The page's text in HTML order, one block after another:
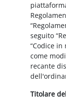
seguito
“Codice
come
recante
Titolare